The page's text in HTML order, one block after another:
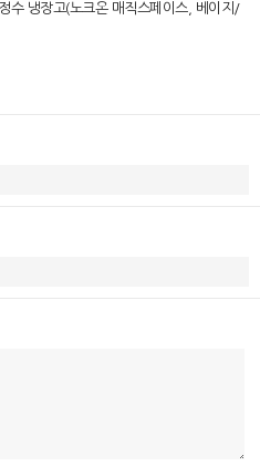
수 냉장고(노크온 매직스페이스, 베이지/